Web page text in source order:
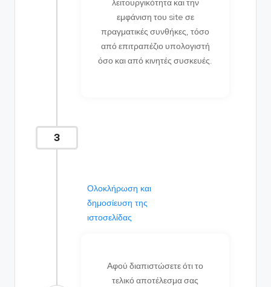
λειτουργικότητα και την
εμφάνιση του site σε
πραγματικές συνθήκες, τόσο
από επιτραπέζιο υπολογιστή
όσο και από κινητές συσκευές.
3
Ολοκλήρωση και
δημοσίευση της
ιστοσελίδας
Αφού διαπιστώσετε ότι το
τελικό αποτέλεσμα σας